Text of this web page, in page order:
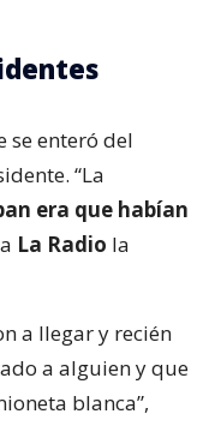
se enteró del
“La
era que habían
La Radio la
a llegar y recién
a alguien y que
blanca”,